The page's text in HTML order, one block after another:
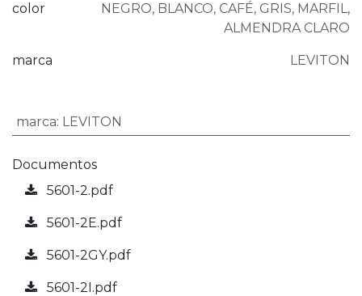
color NEGRO, BLANCO, CAFÉ, GRIS, MARFIL,
ALMENDRA CLARO
marca LEVITON
marca: LEVITON
Documentos
5601-2.pdf
5601-2E.pdf
5601-2GY.pdf
5601-2I.pdf